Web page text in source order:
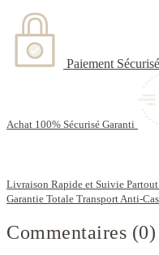
Paiement Sécurisé
Achat 100% Sécurisé Garanti
Livraison Rapide et Suivie Partout
Garantie Totale Transport Anti-
Commentaires (0)